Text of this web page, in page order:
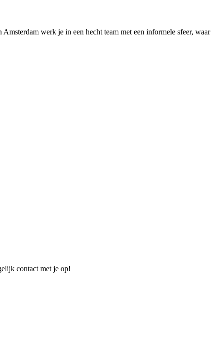
werk je in een hecht team met een informele sfeer, waar
contact met je op!